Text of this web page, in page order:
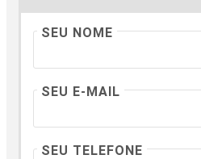
SEU NOME
SEU E-MAIL
SEU TELEFONE